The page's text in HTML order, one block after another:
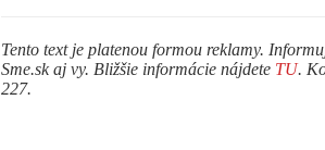
Tento text je platenou formou reklamy.
Sme.sk aj vy. Bližšie informácie nájdete TU.
227.